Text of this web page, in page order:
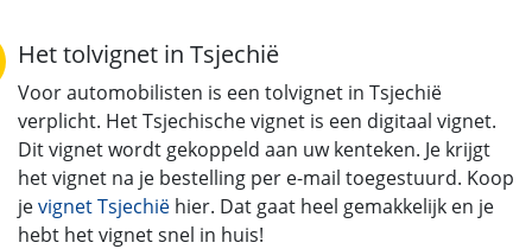
Het tolvignet in Tsjechië
Voor automobilisten is een tolvignet in Tsjechië
verplicht. Het Tsjechische vignet is een digitaal vignet.
Dit vignet wordt gekoppeld aan uw kenteken. Je krijgt
het vignet na je bestelling per e-mail toegestuurd. Koop
jevignet Tsjechië hier. Dat gaat heel gemakkelijk en je
hebt het vignet snel in huis!